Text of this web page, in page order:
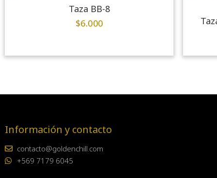
Taza BB-8
$6.000
Información y contacto
contacto@goldenchill.com
+569 7179 6045